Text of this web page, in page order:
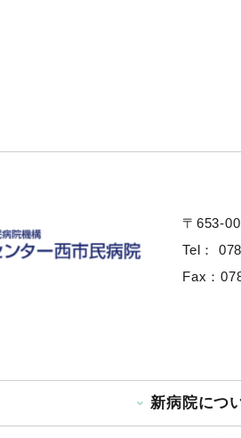
〒653-
Tel：
Fax：
新病院につ